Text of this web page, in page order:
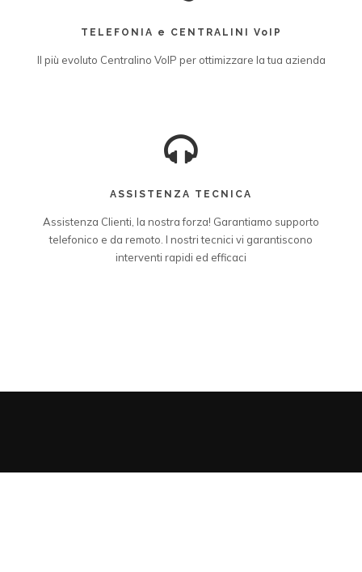
TELEFONIA e CENTRALINI VoIP
Il più evoluto Centralino VoIP per ottimizzare la tua azienda
ASSISTENZA TECNICA
Assistenza Clienti, la nostra forza! Garantiamo supporto
telefonico e da remoto. I nostri tecnici vi garantiscono
interventi rapidi ed efficaci